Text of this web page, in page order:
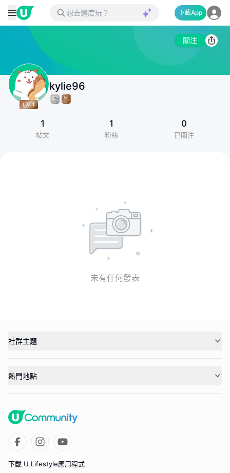
下載App
關注
kylie96
1
帖文
1
粉絲
0
已關注
未有任何發表
社群主題
熱門地點
下載 U Lifestyle應用程式